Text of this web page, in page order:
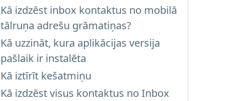
Kā izdzēst inbox kontaktus no mobilā
tālruņa adrešu grāmatiņas?
Kā uzzināt, kura aplikācijas versija
pašlaik ir instalēta
Kā iztīrīt kešatmiņu
Kā izdzēst visus kontaktus no Inbox